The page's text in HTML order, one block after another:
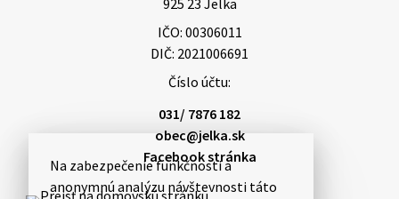
Na zabezpečenie funkčnosti a
anonymnú analýzu návštevnosti táto
925 23 Jelka
IČO: 00306011
DIČ: 2021006691
Číslo účtu:
031/ 7876 182
obec@jelka.sk
Facebook stránka